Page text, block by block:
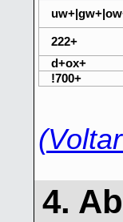
222+
d+ox+
!700+
4.